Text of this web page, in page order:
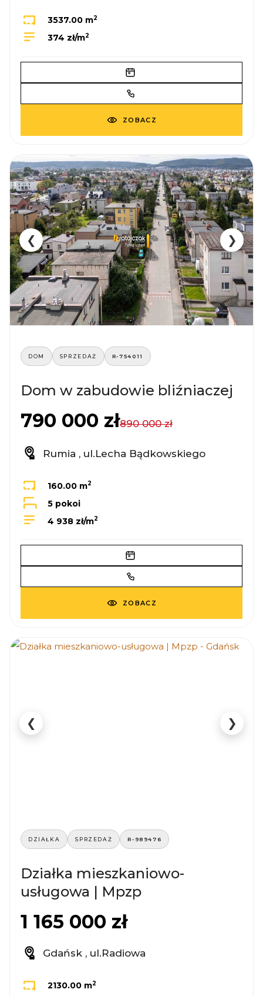
3537.00 m2
374 zł/m2
ZOBACZ
❮ ❯
DOM SPRZEDAŻ R-754011
Dom w zabudowie bliźniaczej
790 000 zł890 000 zł
Rumia , ul.Lecha Bądkowskiego
160.00 m2
5 pokoi
4 938 zł/m2
ZOBACZ
❮ ❯
DZIAŁKA SPRZEDAŻ R-989476
Działka mieszkaniowo-
usługowa | Mpzp
1 165 000 zł
Gdańsk , ul.Radiowa
2130.00 m2